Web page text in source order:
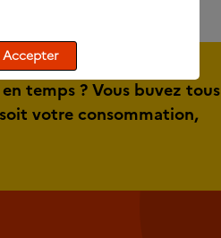
temps ? Vous buvez tous
votre consommation,
Accepter